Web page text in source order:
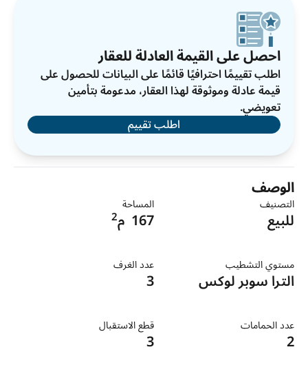
احصل على القيمة العادلة للعقار
اطلب تقييمًا احترافيًا قائمًا على البيانات للحصول على
قيمة عادلة وموثوقة لهذا العقار، مدعومة بتأمين
تعويضي.
اطلب تقييم
الوصف
التصنيف
للبيع
المساحة
167 م2
مستوي التشطيب
الترا سوبر لوكس
عدد الغرف
3
عدد الحمامات
2
قطع الاستقبال
3